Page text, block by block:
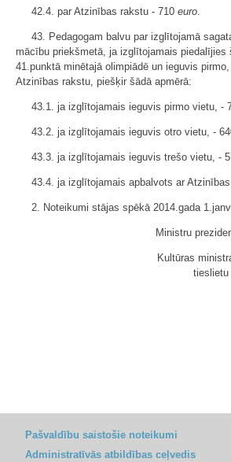
42.4. par Atzinības rakstu - 710 euro.
43. Pedagogam balvu par izglītojamā
mācību priekšmetā, ja izglītojamais piedalījies
41.punktā minētajā olimpiādē un ieguvis
Atzinības rakstu, piešķir šādā apmērā:
43.1. ja izglītojamais ieguvis pirmo vietu, -
43.2. ja izglītojamais ieguvis otro vietu, -
43.3. ja izglītojamais ieguvis trešo vietu, -
43.4. ja izglītojamais apbalvots ar
2. Noteikumi stājas spēkā 2014.gada
Ministru
Kultūras
tieslietu
Pašvaldību saistošie noteikumi
Administratīvās atbildības ceļvedis